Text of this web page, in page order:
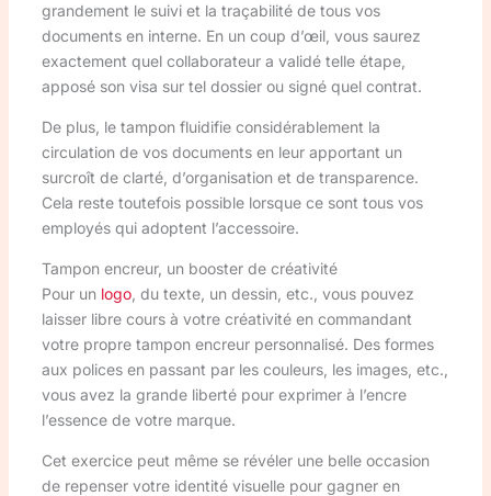
grandement le suivi et la traçabilité de tous vos
documents en interne. En un coup d’œil, vous saurez
exactement quel collaborateur a validé telle étape,
apposé son visa sur tel dossier ou signé quel contrat.
De plus, le tampon fluidifie considérablement la
circulation de vos documents en leur apportant un
surcroît de clarté, d’organisation et de transparence.
Cela reste toutefois possible lorsque ce sont tous vos
employés qui adoptent l’accessoire.
Tampon encreur, un booster de créativité
Pour un logo, du texte, un dessin, etc., vous pouvez
laisser libre cours à votre créativité en commandant
votre propre tampon encreur personnalisé. Des formes
aux polices en passant par les couleurs, les images, etc.,
vous avez la grande liberté pour exprimer à l’encre
l’essence de votre marque.
Cet exercice peut même se révéler une belle occasion
de repenser votre identité visuelle pour gagner en